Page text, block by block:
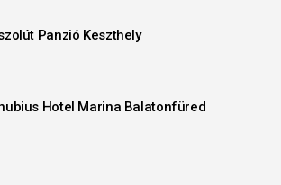
Panzió Keszthely
Hotel Marina Balatonfüred